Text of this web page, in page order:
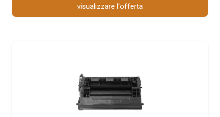
visualizzare l'offerta